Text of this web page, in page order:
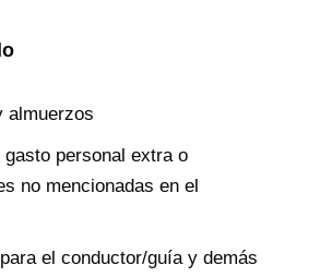
almuerzos
gasto personal extra o
no mencionadas en el
el conductor/guía y demás